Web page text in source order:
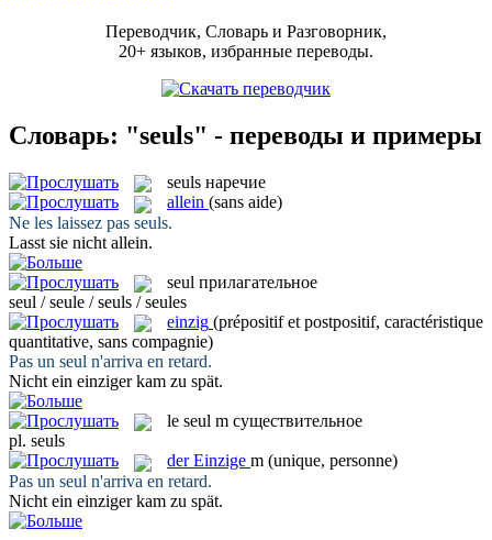
Переводчик, Словарь и Разговорник,
20+ языков, избранные переводы.
Словарь: "seuls" - переводы и примеры
seuls наречие
allein (sans aide)
Ne les laissez pas seuls.
Lasst sie nicht allein.
seul прилагательное
seul / seule / seuls / seules
einzig (prépositif et postpositif, caractéristique
quantitative, sans compagnie)
Pas un seul n'arriva en retard.
Nicht ein einzigerkam zu spät.
le seul m существительное
pl. seuls
derEinzige m (unique, personne)
Pas un seul n'arriva en retard.
Nicht ein einzigerkam zu spät.